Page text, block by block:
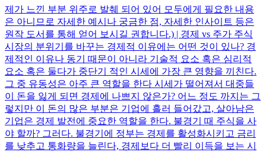
제가 느낀 부분 위주로 발췌 되어 있어 모두에게 필요한 내용
은 아니므로 자세한 예시나 궁금한 점, 자세한 인사이트 등은
원작 도서를 통해 얻어 보시길 권합니다.) | 경제 vs 주가 주식
시장의 분위기를 바꾸는 경제적 이유에는 어떤 것이 있나? 경
제적인 이유나 동기 때문이 아니라 기술적 요소 혹은 심리적
요소 혹은 둘다가 중단기 적인 시세에 가장 큰 영향을 끼친다.
그 중 유동성은 아주 큰 역할을 한다 시세가 떨어져서 대중들
이 돈을 잃게 되면 경제에 나쁘지 않은가? 어느 정도 까지는 그
렇지만 이 돈의 많은 부분은 기업에 흘러 들어갔고, 살아남은
기업은 경제 발전에 중요한 역할을 한다. 불경기 때 주식을 사
야 할까? 그러다. 불경기에 정부는 경제를 활성화시키고 금리
를 낮추고 통화량을 늘린다, 경제보다 더 빨리 이득을 보는 시